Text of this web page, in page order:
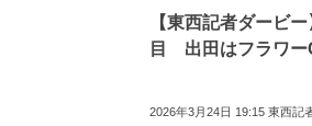
【東西記者ダービ
目 出田はフラワー
2026年3月24日 19:15 東西記